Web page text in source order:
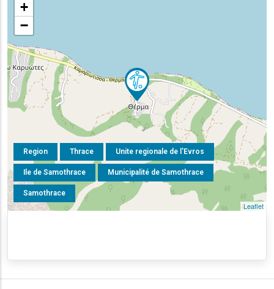
Region Thrace Unite regionale de l'Evros
Ile de Samothrace Municipalité de Samothrace
Samothrace
+
−
Leaflet